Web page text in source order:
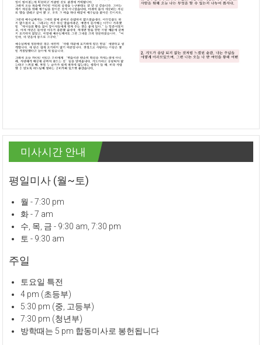
미사시간 안내
평일미사 (월~토)
월 - 7:30 pm
화 - 7 am
수, 목, 금 - 9:30 am, 7:30 pm
토 - 9:30 am
주일
토요일 특전
4 pm (초등부)
5:30 pm (중, 고등부)
7:30 pm (청년부)
방학때는 5 pm 합동미사로 봉헌됩니다